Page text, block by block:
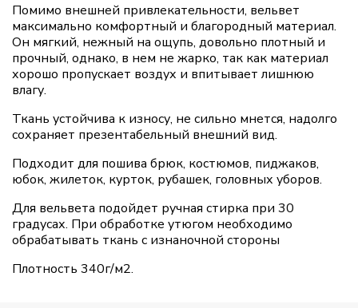
Помимо внешней привлекательности, вельвет
максимально комфортный и благородный материал.
Он мягкий, нежный на ощупь, довольно плотный и
прочный, однако, в нем не жарко, так как материал
хорошо пропускает воздух и впитывает лишнюю
влагу.
Ткань устойчива к износу, не сильно мнется, надолго
сохраняет презентабельный внешний вид.
Подходит для пошива брюк, костюмов, пиджаков,
юбок, жилеток, курток, рубашек, головных уборов.
Для вельвета подойдет ручная стирка при 30
градусах. При обработке утюгом необходимо
обрабатывать ткань с изнаночной стороны
Плотность 340г/м2.